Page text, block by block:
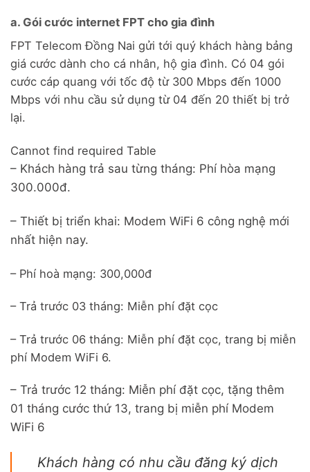
a. Gói cước internet FPT cho gia đình
FPT Telecom Đồng Nai gửi tới quý khách hàng bảng
giá cước dành cho cá nhân, hộ gia đình. Có 04 gói
cước cáp quang với tốc độ từ 300 Mbps đến 1000
Mbps với nhu cầu sử dụng từ 04 đến 20 thiết bị trở
lại.
Cannot find required Table
– Khách hàng trả sau từng tháng: Phí hòa mạng
300.000đ.
– Thiết bị triển khai: Modem WiFi 6 công nghệ mới
nhất hiện nay.
– Phí hoà mạng: 300,000đ
– Trả trước 03 tháng: Miễn phí đặt cọc
– Trả trước 06 tháng: Miễn phí đặt cọc, trang bị miễn
phí Modem WiFi 6.
– Trả trước 12 tháng: Miễn phí đặt cọc, tặng thêm
01 tháng cước thứ 13, trang bị miễn phí Modem
WiFi 6
Khách hàng có nhu cầu đăng ký dịch